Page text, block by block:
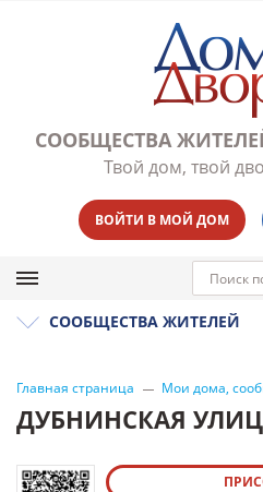
СООБЩЕСТВА
Твой дом, твой
ВОЙТИ В МОЙ ДОМ
СООБЩЕСТВА ЖИТЕЛЕЙ
Главная страница Мои дома,
ДУБНИНСКАЯ